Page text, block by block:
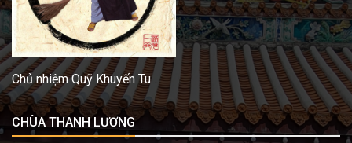
Chủ nhiệm Quỹ Khuyến Tu
CHÙA THANH LƯƠNG